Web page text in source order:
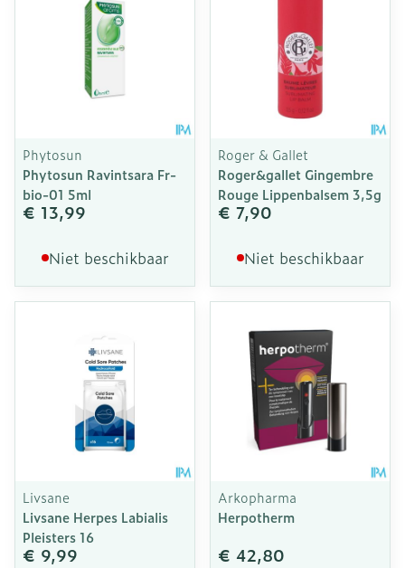
Phytosun
Phytosun Ravintsara Fr-
bio-01 5ml
€ 13,99
Niet beschikbaar
Roger & Gallet
Roger&gallet Gingembre
Rouge Lippenbalsem 3,5g
€ 7,90
Niet beschikbaar
Livsane
Livsane Herpes Labialis
Pleisters 16
€ 9,99
Arkopharma
Herpotherm
€ 42,80